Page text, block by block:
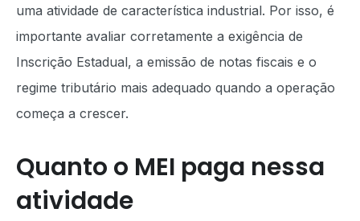
uma atividade de característica industrial. Por isso, é
importante avaliar corretamente a exigência de
Inscrição Estadual, a emissão de notas fiscais e o
regime tributário mais adequado quando a operação
começa a crescer.
Quanto o MEI paga nessa
atividade